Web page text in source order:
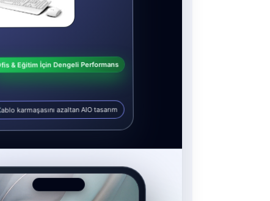
& Eğitim İçin Dengeli Performans
karmaşasını azaltan AIO tasarım